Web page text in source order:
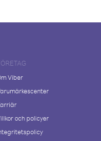
Viber
och policyer